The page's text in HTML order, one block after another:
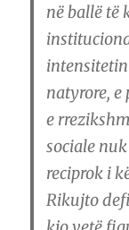
në ballë të
intensitetin
natyrore,
e
sociale
reciprok i
Rikujto